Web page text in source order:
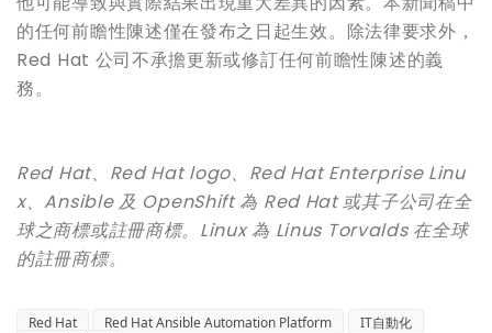
的任何前瞻性陳述僅在發布之日起生效。除法律要求外，
Red Hat 公司不承擔更新或修訂任何前瞻性陳述的義
務。
Red Hat、Red Hat logo、Red Hat Enterprise Linu
x、Ansible及 OpenShift為 Red Hat或其子公司在全
球之商標或註冊商標。Linux為 Linus Torvalds 在全球
的註冊商標。
Red Hat Red Hat Ansible Automation Platform
IT自動化